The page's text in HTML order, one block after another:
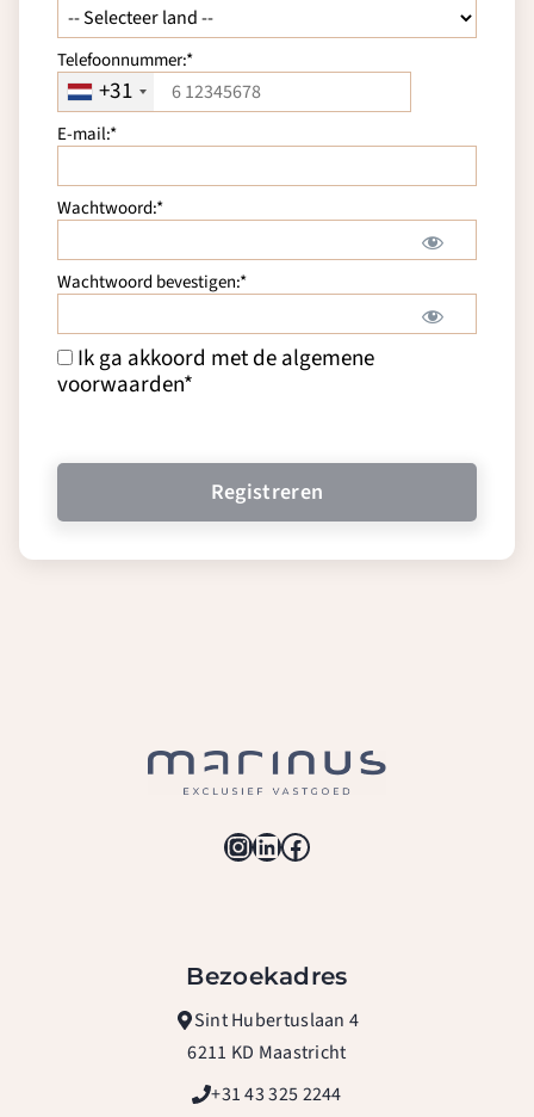
Telefoonnummer:*
+31
E-mail:*
Wachtwoord:*
Wachtwoord bevestigen:*
Ik ga akkoord met de algemene
voorwaarden*
Geen waarde
Instagram
LinkedIn
Facebook
Bezoekadres
Sint Hubertuslaan 4
6211 KD Maastricht
+31 43 325 2244